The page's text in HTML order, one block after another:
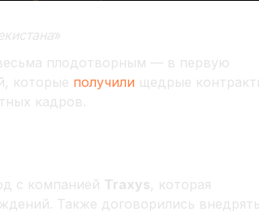
»
плодотворным — в первую
которые получили щедрые
кадров.
с компанией Traxys, которая
Также договорились внедрять